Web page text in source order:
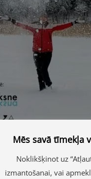
Mēs savā tīmekļa
Noklikšķinot uz
izmantošanai, vai